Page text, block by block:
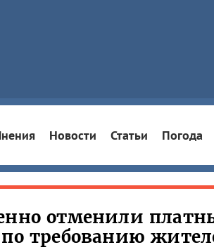
Новости Статьи Погода
отменили
требованию